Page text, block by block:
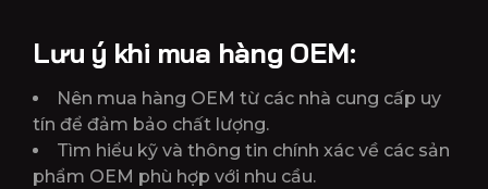
Lưu ý khi mua hàng OEM:
Nên mua hàng OEM từ các nhà cung cấp uy
tín để đảm bảo chất lượng.
Tìm hiểu kỹ và thông tin chính xác về các sản
phẩm OEM phù hợp với nhu cầu.